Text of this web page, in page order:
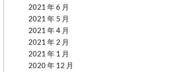
2021 年 6 月
2021 年 5 月
2021 年 4 月
2021 年 2 月
2021 年 1 月
2020 年 12 月